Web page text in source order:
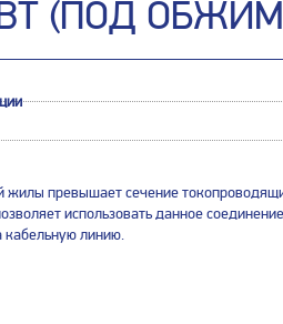
(ПОД ОБЖИМ)
жилы превышает сечение
использовать данное
кабельную линию.